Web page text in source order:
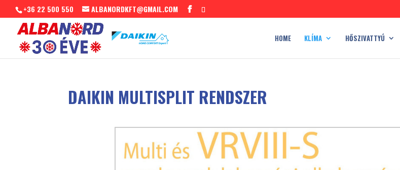
+36 22 500 550 ALBANORDKFT@GMAIL.COM
HOME KLÍMA HŐSZIVATTYÚ
DAIKIN MULTISPLIT RENDSZER